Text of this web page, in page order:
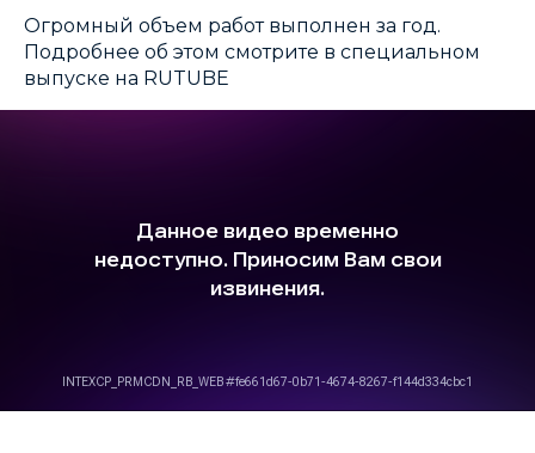
Огромный объем работ выполнен за год.
Подробнее об этом смотрите в специальном
выпуске на RUTUBE